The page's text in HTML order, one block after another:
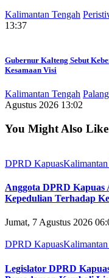
Kalimantan Tengah
13:37
Gubernur Kalteng Sebut
Kesamaan Visi
Kalimantan Tengah
Agustus 2026 13:02
You Might Also Like
DPRD KapuasKalimantan
Anggota DPRD
Kepedulian Terhadap
Jumat, 7 Agustus 2026
DPRD KapuasKalimantan
Legislator DPRD